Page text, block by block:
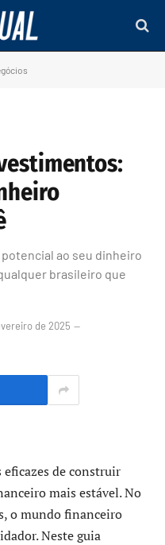
ao seu dinheiro
brasileiro que
de 2025
de construir
mais estável. No
o mundo financeiro
Neste guia